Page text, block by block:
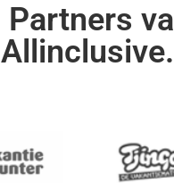
Partners